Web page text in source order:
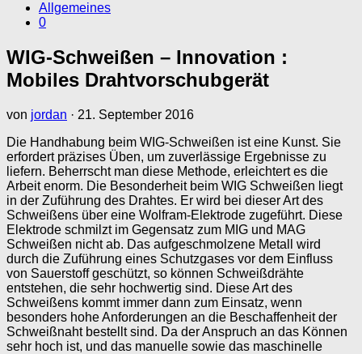
Allgemeines
0
WIG-Schweißen – Innovation :
Mobiles Drahtvorschubgerät
von jordan · 21. September 2016
Die Handhabung beim WIG-Schweißen ist eine Kunst. Sie
erfordert präzises Üben, um zuverlässige Ergebnisse zu
liefern. Beherrscht man diese Methode, erleichtert es die
Arbeit enorm. Die Besonderheit beim WIG Schweißen liegt
in der Zuführung des Drahtes. Er wird bei dieser Art des
Schweißens über eine Wolfram-Elektrode zugeführt. Diese
Elektrode schmilzt im Gegensatz zum MIG und MAG
Schweißen nicht ab. Das aufgeschmolzene Metall wird
durch die Zuführung eines Schutzgases vor dem Einfluss
von Sauerstoff geschützt, so können Schweißdrähte
entstehen, die sehr hochwertig sind. Diese Art des
Schweißens kommt immer dann zum Einsatz, wenn
besonders hohe Anforderungen an die Beschaffenheit der
Schweißnaht bestellt sind. Da der Anspruch an das Können
sehr hoch ist, und das manuelle sowie das maschinelle